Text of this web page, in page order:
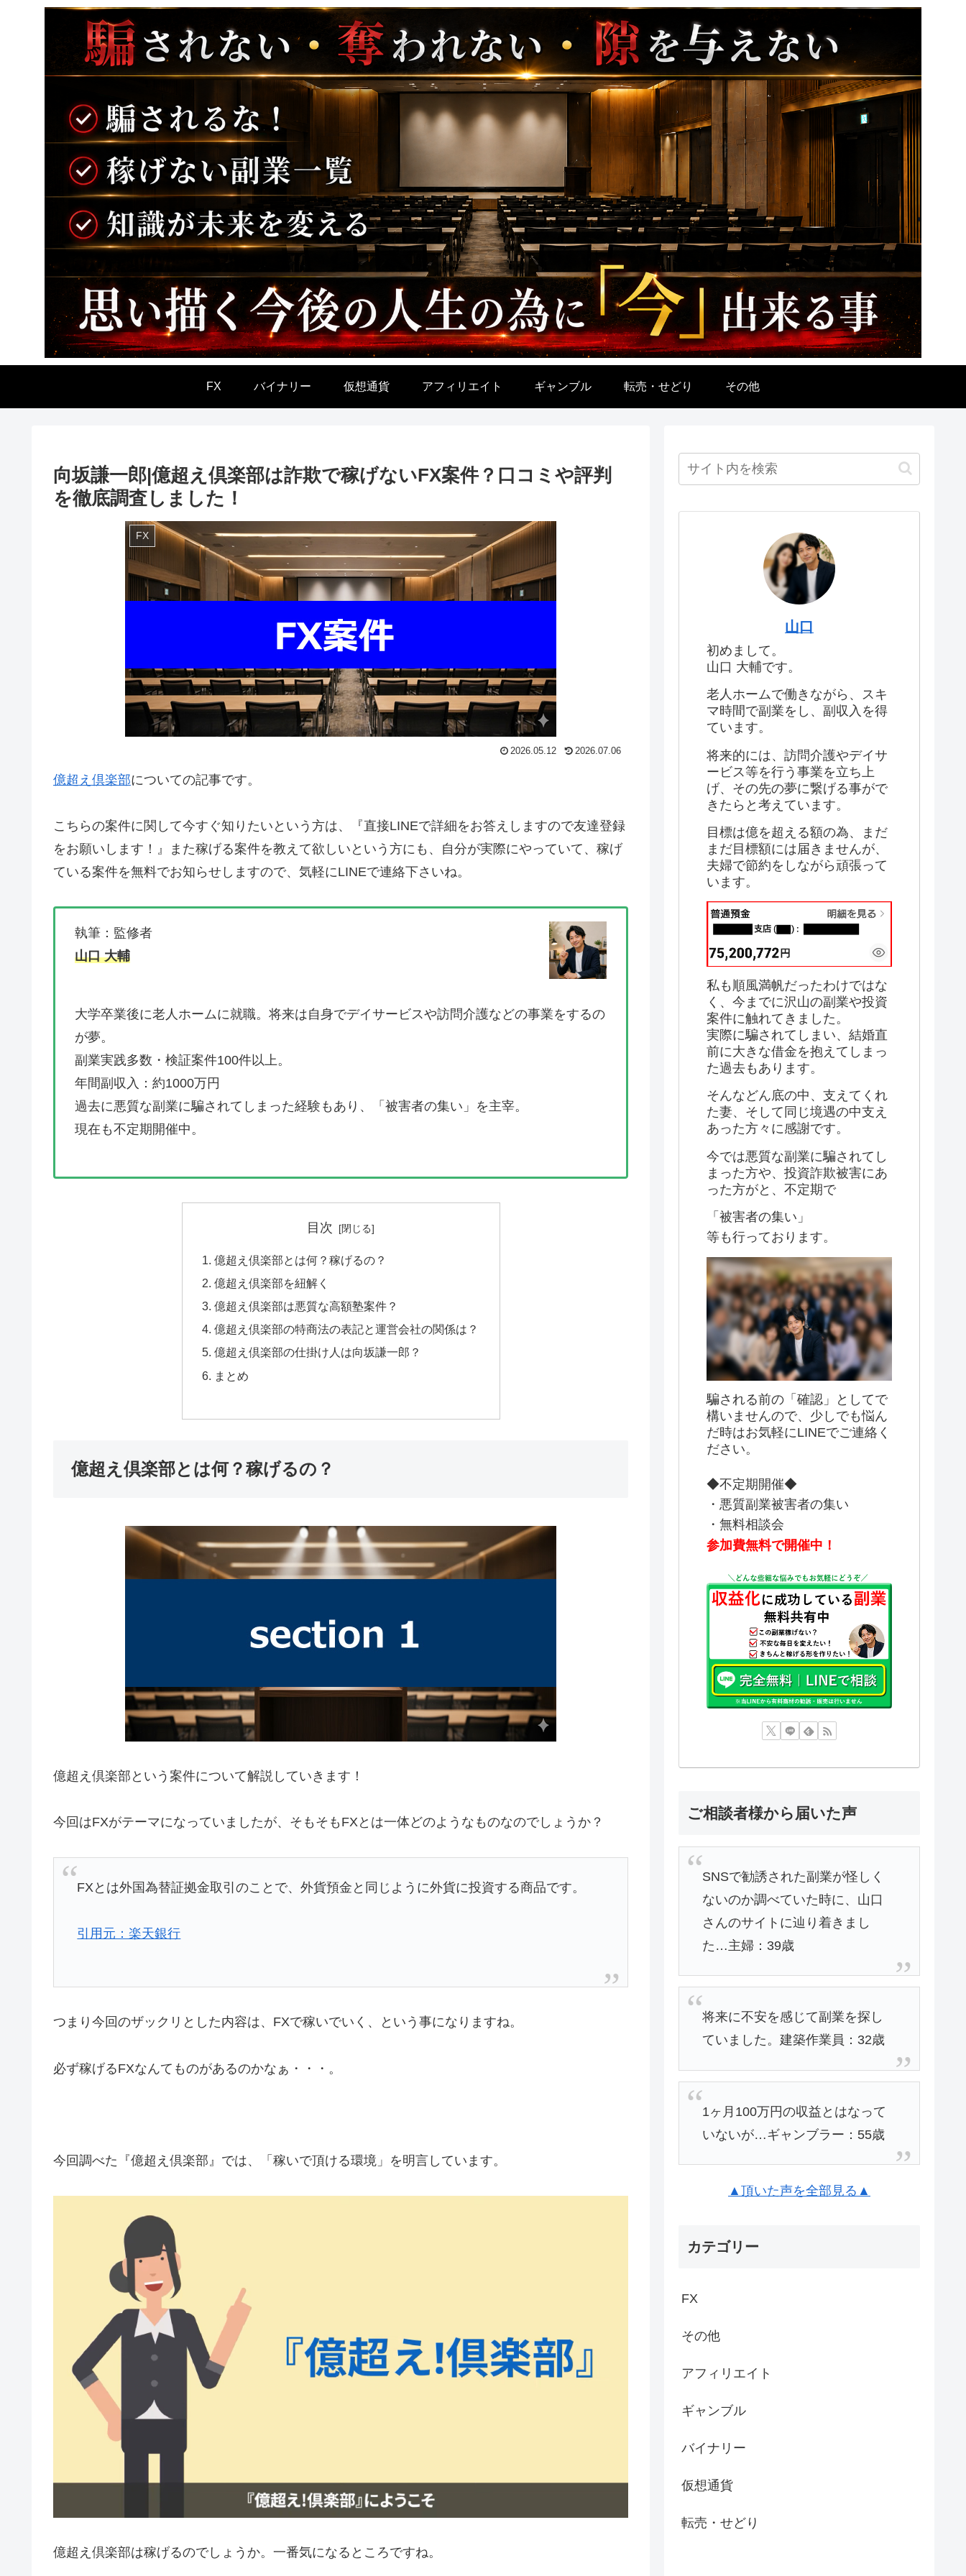
FX バイナリー 仮想通貨 アフィリエイト ギャンブル 転売・せどり その他
向坂謙一郎|億超え倶楽部は詐欺で稼げないFX案件？口コミや評判
を徹底調査しました！
FX
2026.05.12 2026.07.06
億超え倶楽部についての記事です。
こちらの案件に関して今すぐ知りたいという方は、
『直接LINEで詳細をお答えしますので友達登録
をお願いします！』
また稼げる案件を教えて欲しいという方にも、自分が実際にやっていて、稼げ
ている案件を無料でお知らせしますので、気軽にLINEで連絡下さいね。
執筆：監修者
山口 大輔
大学卒業後に老人ホームに就職。将来は自身でデイサービスや訪問介護などの事業をするの
が夢。
副業実践多数・検証案件100件以上。
年間副収入：約1000万円
過去に悪質な副業に騙されてしまった経験もあり、「被害者の集い」を主宰。
現在も不定期開催中。
目次
億超え倶楽部とは何？稼げるの？
億超え倶楽部を紐解く
億超え倶楽部は悪質な高額塾案件？
億超え倶楽部の特商法の表記と運営会社の関係は？
億超え倶楽部の仕掛け人は向坂謙一郎？
まとめ
億超え倶楽部とは何？稼げるの？
億超え倶楽部という案件について解説していきます！
今回はFXがテーマになっていましたが、そもそもFXとは一体どのようなものなのでしょうか？
FXとは外国為替証拠金取引のことで、外貨預金と同じように外貨に投資する商品です。
引用元：楽天銀行
つまり今回のザックリとした内容は、FXで稼いでいく、という事になりますね。
必ず稼げるFXなんてものがあるのかなぁ・・・。
今回調べた『億超え倶楽部』では、 「稼いで頂ける環境」 を明言しています。
億超え倶楽部は稼げるのでしょうか。一番気になるところですね。
山口
初めまして。
山口 大輔です。
老人ホームで働きながら、スキ
マ時間で副業をし、副収入を得
ています。
将来的には、訪問介護やデイサ
ービス等を行う事業を立ち上
げ、その先の夢に繋げる事がで
きたらと考えています。
目標は億を超える額の為、まだ
まだ目標額には届きませんが、
夫婦で節約をしながら頑張って
います。
私も順風満帆だったわけではな
く、今までに沢山の副業や投資
案件に触れてきました。
実際に騙されてしまい、結婚直
前に大きな借金を抱えてしまっ
た過去もあります。
そんなどん底の中、支えてくれ
た妻、そして同じ境遇の中支え
あった方々に感謝です。
今では悪質な副業に騙されてし
まった方や、投資詐欺被害にあ
った方がと、不定期で
「被害者の集い」
等も行っております。
騙される前の「確認」としてで
構いませんので、少しでも悩ん
だ時はお気軽にLINEでご連絡く
ださい。
◆不定期開催◆
・悪質副業被害者の集い
・無料相談会
参加費無料で開催中！
ご相談者様から届いた声
SNSで勧誘された副業が怪しく
ないのか調べていた時に、山口
さんのサイトに辿り着きまし
た…主婦：39歳
将来に不安を感じて副業を探し
ていました。建築作業員：32歳
1ヶ月100万円の収益とはなって
いないが…ギャンブラー：55歳
▲頂いた声を全部見る▲
カテゴリー
FX
その他
アフィリエイト
ギャンブル
バイナリー
仮想通貨
転売・せどり